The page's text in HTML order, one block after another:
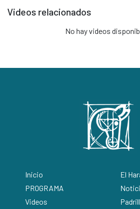
Videos relacionados
No hay videos
Inicio
El
PROGRAMA
Videos